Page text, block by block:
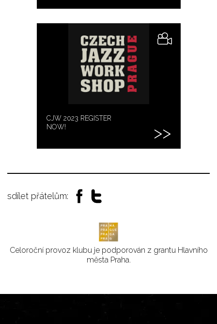
CJW 2023 REGISTER
NOW!
sdílet přátelům:
Celoroční provoz klubu je podporován z grantu Hlavního
města Praha.